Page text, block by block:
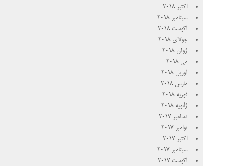
اکتبر 2018
سپتامبر 2018
آگوست 2018
جولای 2018
ژوئن 2018
می 2018
آوریل 2018
مارس 2018
فوریه 2018
ژانویه 2018
دسامبر 2017
نوامبر 2017
اکتبر 2017
سپتامبر 2017
آگوست 2017